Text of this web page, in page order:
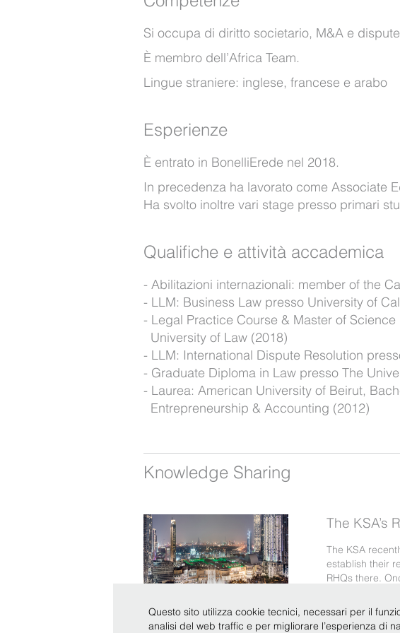
Si occupa di diritto societario, M&A e
È membro dell’Africa Team.
Lingue straniere: inglese, francese e arabo
Esperienze
È entrato in BonelliErede nel 2018.
In precedenza ha lavorato come Associate
Ha svolto inoltre vari stage presso primari
Qualifiche e attività accademica
Abilitazioni internazionali: member of the
LLM: Business Law presso University of
Legal Practice Course & Master of
University of Law (2018)
LLM: International Dispute Resolution
Graduate Diploma in Law presso The
Laurea: American University of Beirut,
Entrepreneurship & Accounting (2012)
Knowledge Sharing
The KSA’s
The KSA
establish their
RHQs there.
Leggi tutto
Questo sito utilizza cookie tecnici, necessari per il
analisi del web traffic e per migliorare l’esperienza di